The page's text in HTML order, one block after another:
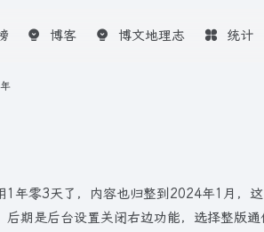
博客 博文地理志 统计
1年零3天了，内容也归整到2024年1月，
后期是后台设置关闭右边功能，选择整版